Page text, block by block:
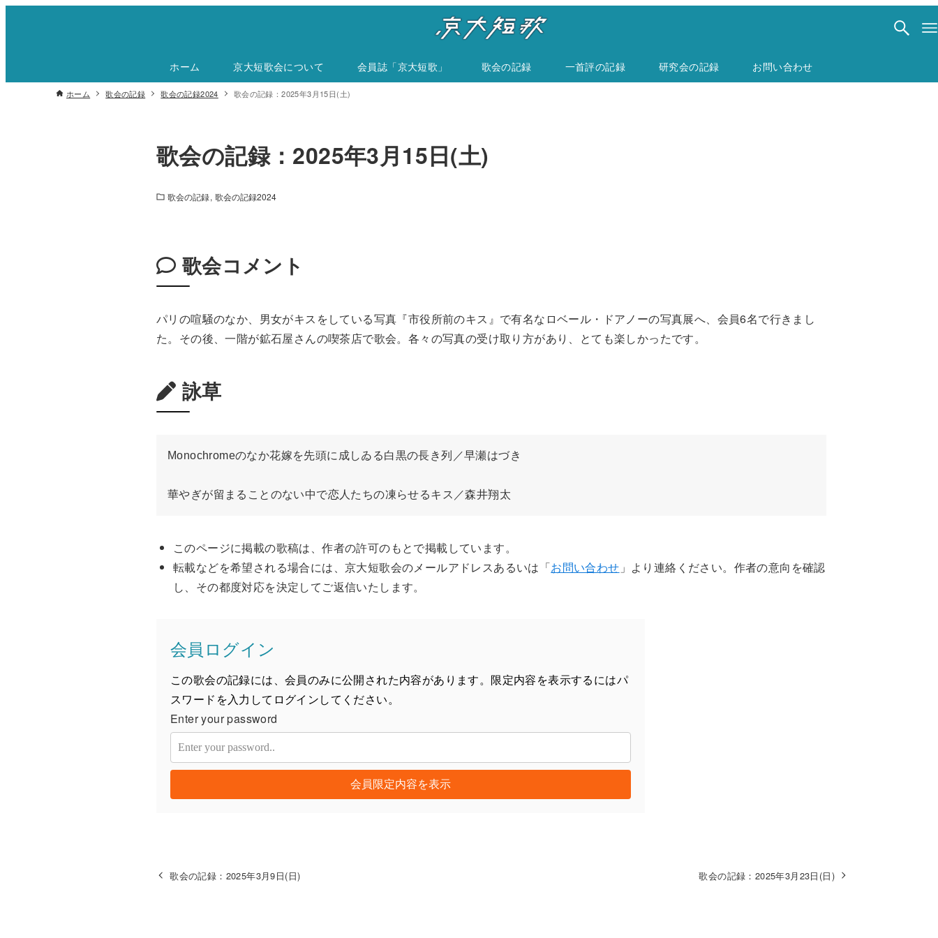
ホーム 京大短歌会について 会員誌「京大短歌」 歌会の記録 一首評の記録 研究会の記録 お問い合わせ
ホーム 歌会の記録 歌会の記録2024 歌会の記録：2025年3月15日(土)
歌会の記録：2025年3月15日(土)
歌会の記録 歌会の記録2024
歌会コメント
パリの喧騒のなか、男女がキスをしている写真『市役所前のキス』で有名なロベール・ドアノーの写真展へ、会員6名で行きまし
た。その後、一階が鉱石屋さんの喫茶店で歌会。各々の写真の受け取り方があり、とても楽しかったです。
詠草
Monochromeのなか花嫁を先頭に成しゐる白黒の長き列／早瀬はづき
華やぎが留まることのない中で恋人たちの凍らせるキス／森井翔太
このページに掲載の歌稿は、作者の許可のもとで掲載しています。
転載などを希望される場合には、京大短歌会のメールアドレスあるいは「お問い合わせ 」より連絡ください。作者の意向を確認
し、その都度対応を決定してご返信いたします。
会員ログイン
この歌会の記録には、会員のみに公開された内容があります。限定内容を表示するにはパ
スワードを入力してログインしてください。
Enter your password
会員限定内容を表示
歌会の記録：2025年3月9日(日) 歌会の記録：2025年3月23日(日)